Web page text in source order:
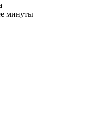
минуты